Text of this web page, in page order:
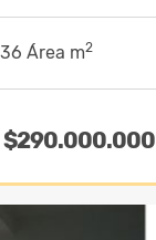
Área m2
$290.000.000